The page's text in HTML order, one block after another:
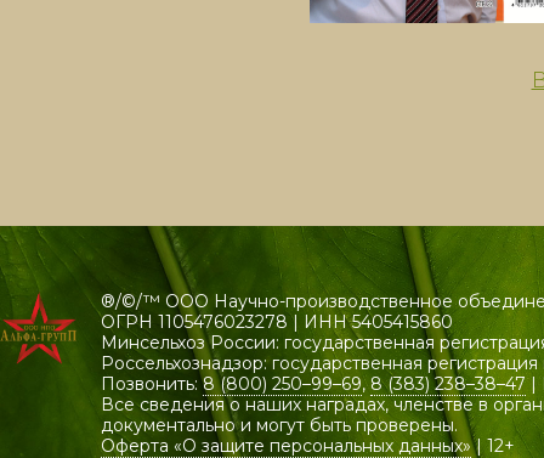
®/©/™ ООО Научно-производственное
ОГРН 1105476023278 | ИНН 5405415860
Минсельхоз России: государственная
Россельхознадзор: государственная
Позвонить:8 (800) 250–99–69,8 (383) 238–38–47|
Все сведения о наших наградах, членстве в
документально и могут быть проверены.
Оферта «О защите персональных данных»| 12+